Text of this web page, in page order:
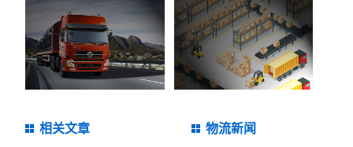
相关文章 物流新闻